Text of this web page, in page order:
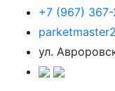
+7 (967)
ул.